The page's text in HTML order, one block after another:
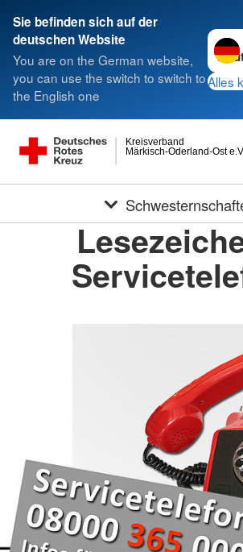
Sie befinden sich auf der
deutschen Website
You are on the German website,
you can use the switch to switch to
the English one
Alles
Märkisch-Oderland-Ost
Kreisverband